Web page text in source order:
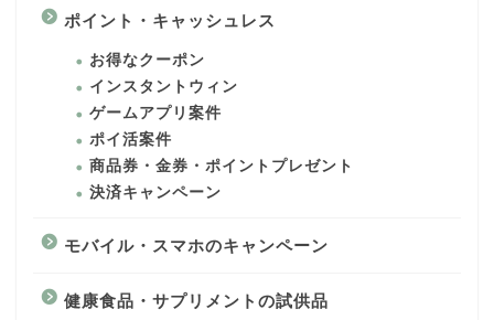
ポイント・キャッシュレス
お得なクーポン
インスタントウィン
ゲームアプリ案件
ポイ活案件
商品券・金券・ポイントプレゼント
決済キャンペーン
モバイル・スマホのキャンペーン
健康食品・サプリメントの試供品